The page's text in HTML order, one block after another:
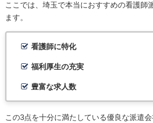
ここでは、埼玉で本当におすすめの看護師
ます。
看護師に特化
福利厚生の充実
豊富な求人数
この3点を十分に満たしている優良な派遣